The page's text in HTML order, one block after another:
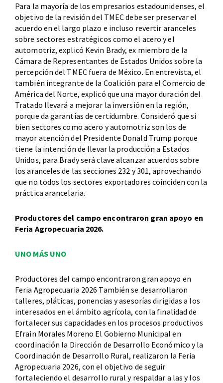
Para la mayoría de los empresarios estadounidenses, el
objetivo de la revisión del TMEC debe ser preservar el
acuerdo en el largo plazo e incluso revertir aranceles
sobre sectores estratégicos como el acero y el
automotriz, explicó Kevin Brady, ex miembro de la
Cámara de Representantes de Estados Unidos sobre la
percepción del TMEC fuera de México. En entrevista, el
también integrante de la Coalición para el Comercio de
América del Norte, explicó que una mayor duración del
Tratado llevará a mejorar la inversión en la región,
porque da garantías de certidumbre. Consideró que si
bien sectores como acero y automotriz son los de
mayor atención del Presidente Donald Trump porque
tiene la intención de llevar la producción a Estados
Unidos, para Brady será clave alcanzar acuerdos sobre
los aranceles de las secciones 232 y 301, aprovechando
que no todos los sectores exportadores coinciden con la
práctica arancelaria.
Productores del campo encontraron gran apoyo en
Feria Agropecuaria 2026.
UNO MÁS UNO
Productores del campo encontraron gran apoyo en
Feria Agropecuaria 2026 También se desarrollaron
talleres, pláticas, ponencias y asesorías dirigidas a los
interesados en el ámbito agrícola, con la finalidad de
fortalecer sus capacidades en los procesos productivos
Efrain Morales Moreno El Gobierno Municipal en
coordinación la Dirección de Desarrollo Económico y la
Coordinación de Desarrollo Rural, realizaron la Feria
Agropecuaria 2026, con el objetivo de seguir
fortaleciendo el desarrollo rural y respaldar a las y los